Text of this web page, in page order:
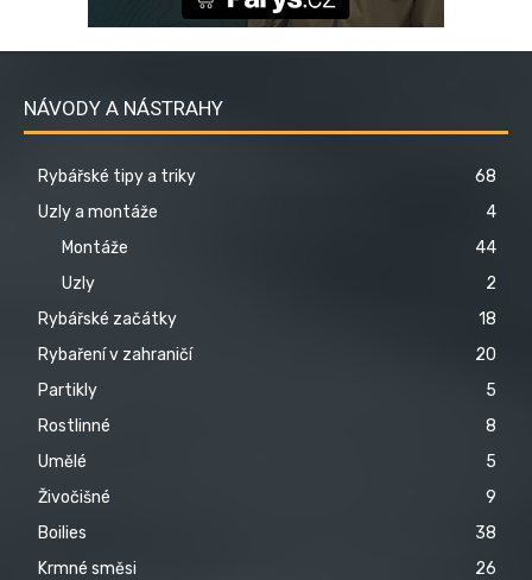
NÁVODY A NÁSTRAHY
Rybářské tipy a triky
68
Uzly a montáže
4
Montáže
44
Uzly
2
Rybářské začátky
18
Rybaření v zahraničí
20
Partikly
5
Rostlinné
8
Umělé
5
Živočišné
9
Boilies
38
Krmné směsi
26